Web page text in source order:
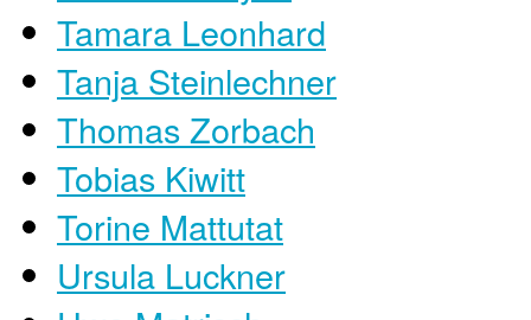
Tamara Leonhard
Tanja Steinlechner
Thomas Zorbach
Tobias Kiwitt
Torine Mattutat
Ursula Luckner